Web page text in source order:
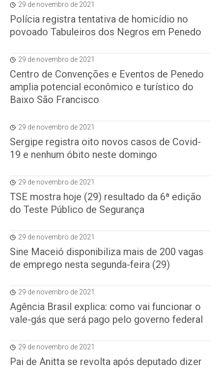
29 de novembro de 2021
Polícia registra tentativa de homicídio no
povoado Tabuleiros dos Negros em Penedo
29 de novembro de 2021
Centro de Convenções e Eventos de Penedo
amplia potencial econômico e turístico do
Baixo São Francisco
29 de novembro de 2021
Sergipe registra oito novos casos de Covid-
19 e nenhum óbito neste domingo
29 de novembro de 2021
TSE mostra hoje (29) resultado da 6ª edição
do Teste Público de Segurança
29 de novembro de 2021
Sine Maceió disponibiliza mais de 200 vagas
de emprego nesta segunda-feira (29)
29 de novembro de 2021
Agência Brasil explica: como vai funcionar o
vale-gás que será pago pelo governo federal
29 de novembro de 2021
Pai de Anitta se revolta após deputado dizer